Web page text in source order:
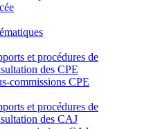
et procédures de
des CPE
commissions CPE
et procédures de
des CAJ